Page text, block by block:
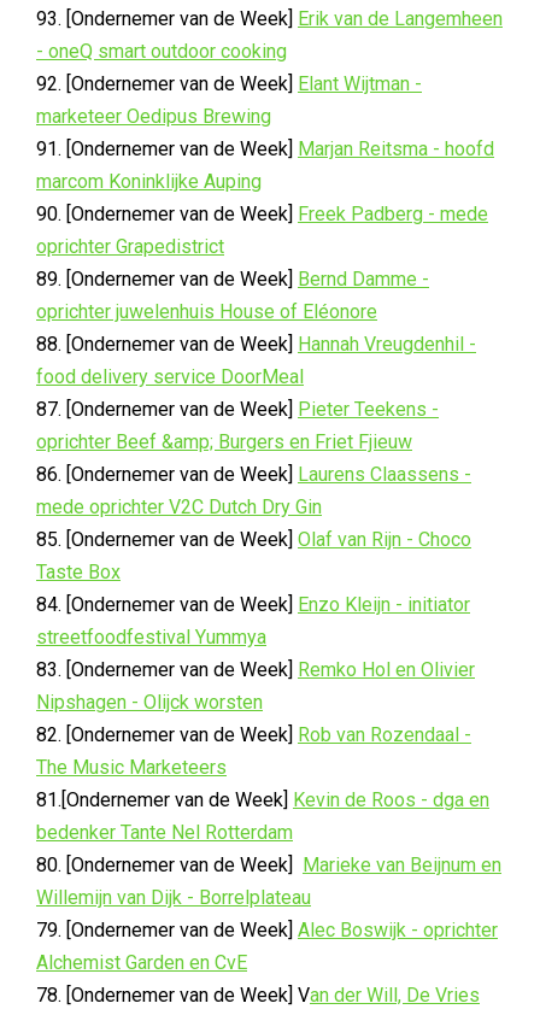
93. [Ondernemer van de Week] Erik van de Langemheen
- oneQ smart outdoor cooking
92. [Ondernemer van de Week] Elant Wijtman -
marketeer Oedipus Brewing
91. [Ondernemer van de Week] Marjan Reitsma - hoofd
marcom Koninklijke Auping
90. [Ondernemer van de Week] Freek Padberg - mede
oprichter Grapedistrict
89. [Ondernemer van de Week] Bernd Damme -
oprichter juwelenhuis House of Eléonore
88. [Ondernemer van de Week] Hannah Vreugdenhil -
food delivery service DoorMeal
87. [Ondernemer van de Week] Pieter Teekens -
oprichter Beef &amp; Burgers en Friet Fjieuw
86. [Ondernemer van de Week] Laurens Claassens -
mede oprichter V2C Dutch Dry Gin
85. [Ondernemer van de Week] Olaf van Rijn - Choco
Taste Box
84. [Ondernemer van de Week] Enzo Kleijn - initiator
streetfoodfestival Yummya
83. [Ondernemer van de Week] Remko Hol en Olivier
Nipshagen - Olijck worsten
82. [Ondernemer van de Week] Rob van Rozendaal -
The Music Marketeers
81.[Ondernemer van de Week] Kevin de Roos - dga en
bedenker Tante Nel Rotterdam
80. [Ondernemer van de Week] Marieke van Beijnum en
Willemijn van Dijk - Borrelplateau
79. [Ondernemer van de Week] Alec Boswijk - oprichter
Alchemist Garden en CvE
78. [Ondernemer van de Week] Van der Will, De Vries